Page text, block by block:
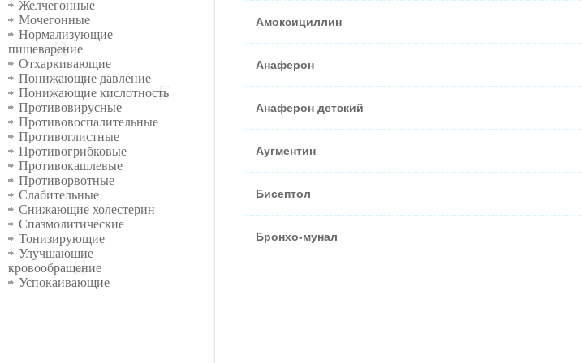
Желчегонные
Мочегонные
Нормализующие
пищеварение
Отхаркивающие
Понижающие давление
Понижающие кислотность
Противовирусные
Противовоспалительные
Противоглистные
Противогрибковые
Противокашлевые
Противорвотные
Слабительные
Снижающие холестерин
Спазмолитические
Тонизирующие
Улучшающие
кровообращение
Успокаивающие
Амоксициллин
Анаферон
Анаферон детский
Аугментин
Бисептол
Бронхо-мунал